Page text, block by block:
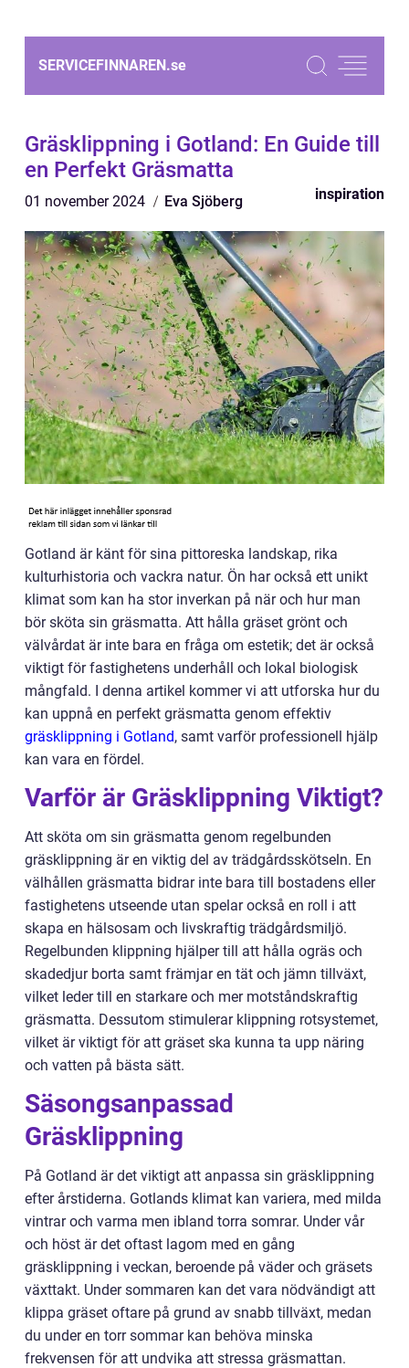
SERVICEFINNAREN.se
Gräsklippning i Gotland: En Guide till
en Perfekt Gräsmatta
01 november 2024 Eva Sjöberg inspiration
Gotland är känt för sina pittoreska landskap, rika
kulturhistoria och vackra natur. Ön har också ett unikt
klimat som kan ha stor inverkan på när och hur man
bör sköta sin gräsmatta. Att hålla gräset grönt och
välvårdat är inte bara en fråga om estetik; det är också
viktigt för fastighetens underhåll och lokal biologisk
mångfald. I denna artikel kommer vi att utforska hur du
kan uppnå en perfekt gräsmatta genom effektiv
gräsklippning i Gotland, samt varför professionell hjälp
kan vara en fördel.
Varför är Gräsklippning Viktigt?
Att sköta om sin gräsmatta genom regelbunden
gräsklippning är en viktig del av trädgårdsskötseln. En
välhållen gräsmatta bidrar inte bara till bostadens eller
fastighetens utseende utan spelar också en roll i att
skapa en hälsosam och livskraftig trädgårdsmiljö.
Regelbunden klippning hjälper till att hålla ogräs och
skadedjur borta samt främjar en tät och jämn tillväxt,
vilket leder till en starkare och mer motståndskraftig
gräsmatta. Dessutom stimulerar klippning rotsystemet,
vilket är viktigt för att gräset ska kunna ta upp näring
och vatten på bästa sätt.
Säsongsanpassad
Gräsklippning
På Gotland är det viktigt att anpassa sin gräsklippning
efter årstiderna. Gotlands klimat kan variera, med milda
vintrar och varma men ibland torra somrar. Under vår
och höst är det oftast lagom med en gång
gräsklippning i veckan, beroende på väder och gräsets
växttakt. Under sommaren kan det vara nödvändigt att
klippa gräset oftare på grund av snabb tillväxt, medan
du under en torr sommar kan behöva minska
frekvensen för att undvika att stressa gräsmattan.